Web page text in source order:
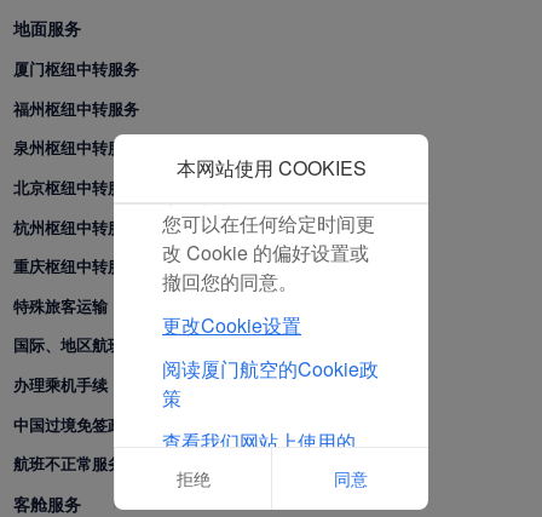
地面服务
厦门枢纽中转服务
福州枢纽中转服务
泉州枢纽中转服务
北京枢纽中转服务
杭州枢纽中转服务
重庆枢纽中转服务
特殊旅客运输
国际、地区航班联程中转服务产品
办理乘机手续
中国过境免签政策
航班不正常服务
客舱服务
本网站使用 COOKIES
放置所有的营销Cookie。
点击“拒绝”，我们将不会
您可以在任何给定时间更
改 Cookie 的偏好设置或
撤回您的同意。
更改Cookie设置
阅读厦门航空的Cookie政
策
查看我们网站上使用的
Cookie的完整列表
拒绝 同意